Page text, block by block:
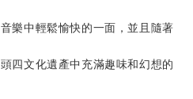
樂中輕鬆愉快的一面，並且隨著
四文化遺產中充滿趣味和幻想的